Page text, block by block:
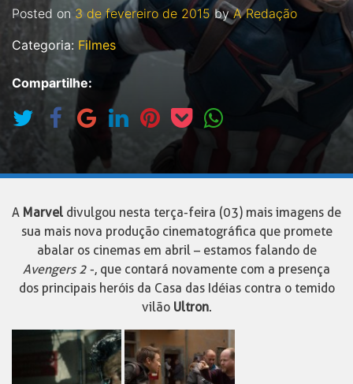
Posted on 3 de fevereiro de 2015byA Redação
Categoria: Filmes
Compartilhe:
A Marvel divulgou nesta terça-feira (03) mais imagens de
sua mais nova produção cinematográfica que promete
abalar os cinemas em abril – estamos falando de
Avengers 2 -, que contará novamente com a presença
dos principais heróis da Casa das Idéias contra o temido
vilão Ultron.